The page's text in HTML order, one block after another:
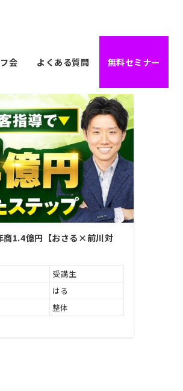
会 よくある質問 無料セミナー
商1.4億円【おさる×前川対
受講生
はる
整体